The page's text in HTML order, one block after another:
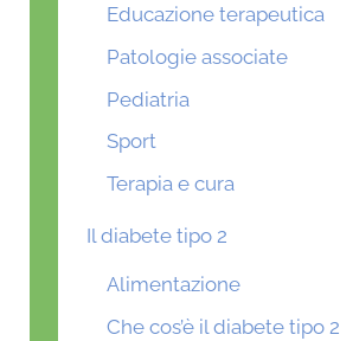
Educazione terapeutica
Patologie associate
Pediatria
Sport
Terapia e cura
Il diabete tipo 2
Alimentazione
Che cos’è il diabete tipo 2